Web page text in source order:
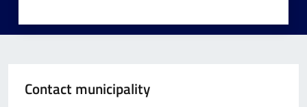
Contact municipality